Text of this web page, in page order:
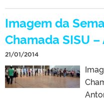
Imagem da
Chamada SISU –
21/01/2014